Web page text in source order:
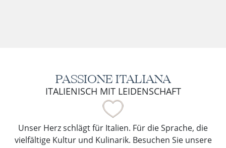
PASSIONE ITALIANA
ITALIENISCH MIT LEIDENSCHAFT
Unser Herz schlägt für Italien. Für die Sprache, die
vielfältige Kultur und Kulinarik. Besuchen Sie unsere